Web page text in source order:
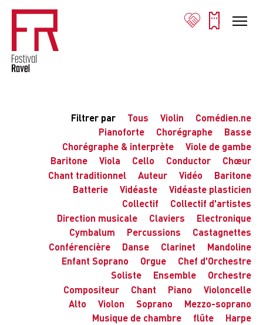
Filtrer par Tous Violin
Comédien.ne
Pianoforte
Chorégraphe
Basse
Chorégraphe & interprète
Viole de gambe
Baritone
Viola Cello Conductor
Chœur
Chant traditionnel
Auteur Vidéo
Baritone
Batterie
Vidéaste
Vidéaste plasticien
Collectif
Collectif d'artistes
Direction musicale
Claviers
Electronique
Cymbalum
Percussions
Castagnettes
Conférencière
Danse Clarinet
Mandoline
Enfant Soprano
Orgue
Chef d'Orchestre
Soliste
Ensemble
Orchestre
Compositeur
Chant Piano
Violoncelle
Alto
Violon Soprano
Mezzo-soprano
Musique de chambre
flûte
Harpe